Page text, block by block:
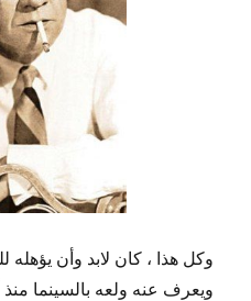
وكل هذا ، كان لابد وأن يؤهله
ويعرف عنه ولعه بالسينما